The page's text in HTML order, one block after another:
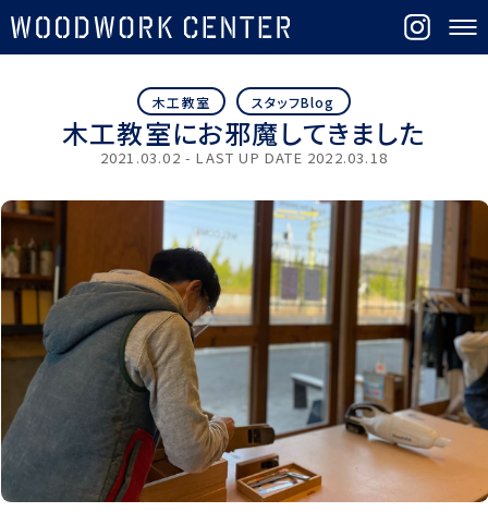
木工教室 スタッフBlog
木工教室にお邪魔してきました
2021.03.02 - LAST UP DATE 2022.03.18